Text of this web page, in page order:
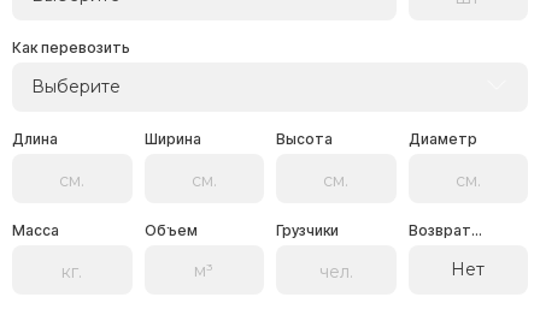
Как перевозить
Выберите
Длина Ширина Высота Диаметр
Масса Объем Грузчики Возврат...
Нет